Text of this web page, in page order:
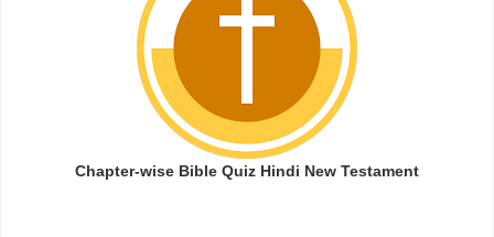
Chapter-wise Bible Quiz Hindi New Testament